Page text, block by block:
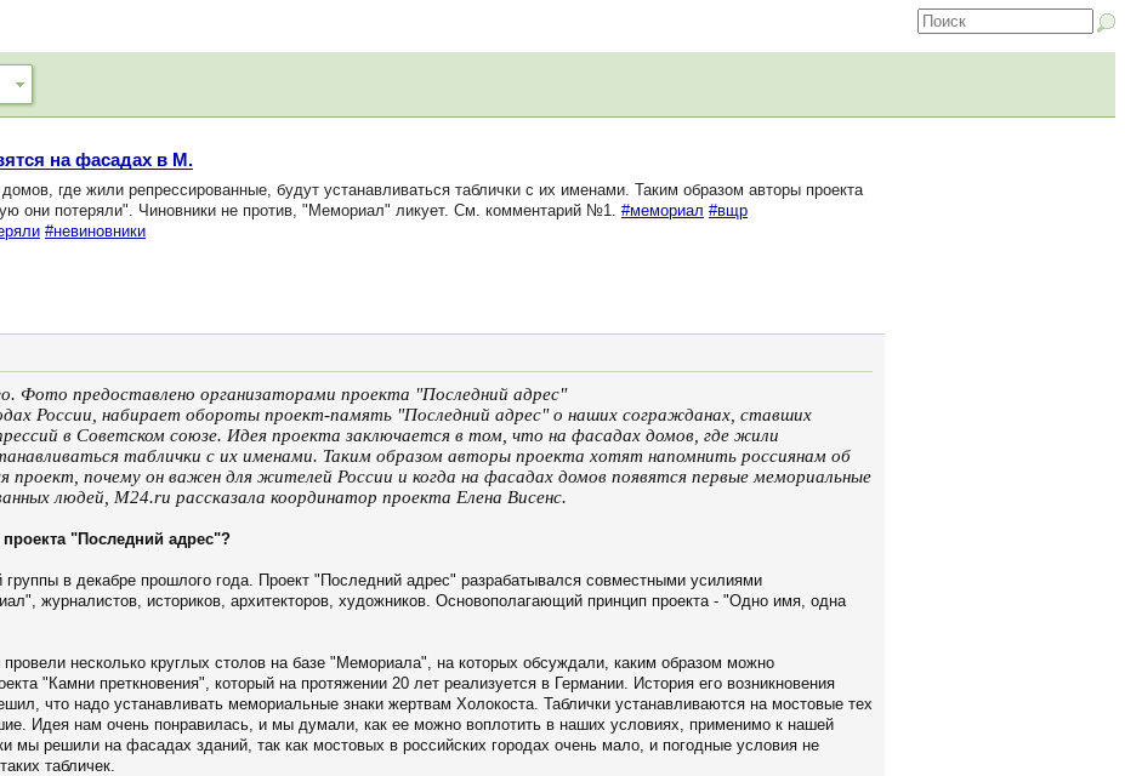
на фасадах в М.
где жили репрессированные, будут устанавливаться таблички с их именами. Таким образом авторы проекта
они потеряли". Чиновники не против, "Мемориал" ликует. См. комментарий №1. #мемориал #вщр
#невиновники
Фото предоставлено организаторами проекта "Последний адрес"
России, набирает обороты проект-память "Последний адрес" о наших согражданах, ставших
в Советском союзе. Идея проекта заключается в том, что на фасадах домов, где жили
таблички с их именами. Таким образом авторы проекта хотят напомнить россиянам об
проект, почему он важен для жителей России и когда на фасадах домов появятся первые мемориальные
людей, M24.ru рассказала координатор проекта Елена Висенс.
"Последний адрес"?
группы в декабре прошлого года. Проект "Последний адрес" разрабатывался совместными усилиями
журналистов, историков, архитекторов, художников. Основополагающий принцип проекта - "Одно имя, одна
несколько круглых столов на базе "Мемориала", на которых обсуждали, каким образом можно
"Камни преткновения", который на протяжении 20 лет реализуется в Германии. История его возникновения
что надо устанавливать мемориальные знаки жертвам Холокоста. Таблички устанавливаются на мостовые тех
Идея нам очень понравилась, и мы думали, как ее можно воплотить в наших условиях, применимо к нашей
мы решили на фасадах зданий, так как мостовых в российских городах очень мало, и погодные условия не
табличек.